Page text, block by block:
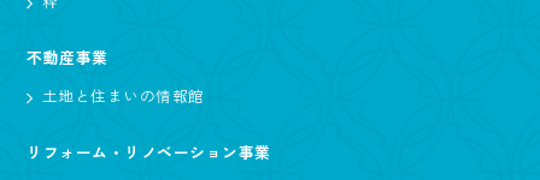
不動産事業
土地と住まいの情報館
リフォーム・リノベーション事業